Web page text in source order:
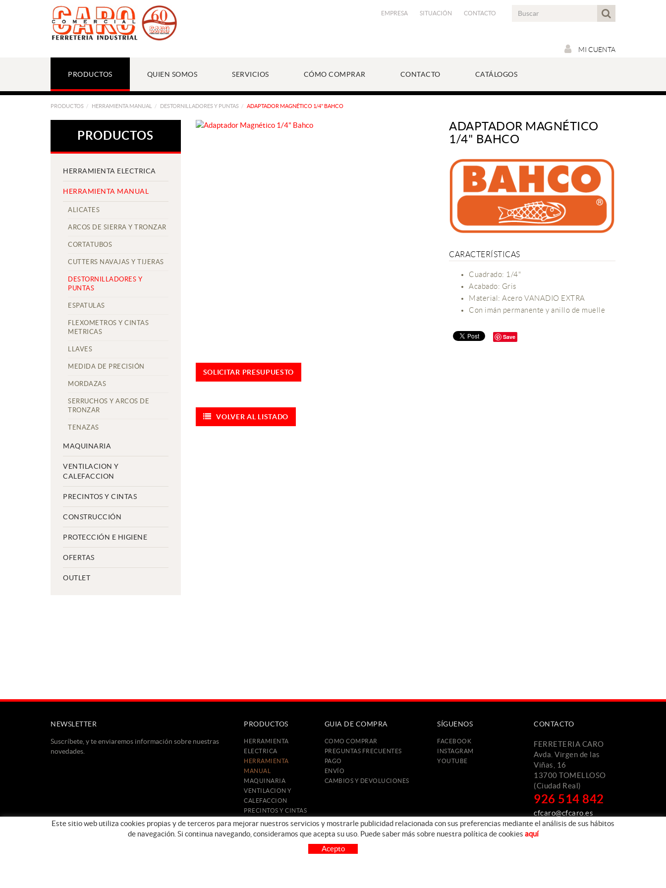
EMPRESA SITUACIÓN CONTACTO
MI CUENTA
PRODUCTOS QUIEN SOMOS SERVICIOS CÓMO COMPRAR CONTACTO CATÁLOGOS
PRODUCTOS HERRAMIENTA MANUAL DESTORNILLADORES Y PUNTAS ADAPTADOR MAGNÉTICO 1/4" BAHCO
PRODUCTOS
HERRAMIENTA ELECTRICA
HERRAMIENTA MANUAL
ALICATES
ARCOS DE SIERRA Y TRONZAR
CORTATUBOS
CUTTERS NAVAJAS Y TIJERAS
DESTORNILLADORES Y
PUNTAS
ESPATULAS
FLEXOMETROS Y CINTAS
METRICAS
LLAVES
MEDIDA DE PRECISIÓN
MORDAZAS
SERRUCHOS Y ARCOS DE
TRONZAR
TENAZAS
MAQUINARIA
VENTILACION Y
CALEFACCION
PRECINTOS Y CINTAS
CONSTRUCCIÓN
PROTECCIÓN E HIGIENE
OFERTAS
OUTLET
ADAPTADOR MAGNÉTICO
1/4" BAHCO
CARACTERÍSTICAS
Cuadrado: 1/4"
Acabado: Gris
Material: Acero VANADIO EXTRA
Con imán permanente y anillo de muelle
Save
SOLICITAR PRESUPUESTO
VOLVER AL LISTADO
NEWSLETTER
Suscríbete, y te enviaremos información sobre nuestras
novedades.
PRODUCTOS
HERRAMIENTA
ELECTRICA
HERRAMIENTA
MANUAL
MAQUINARIA
VENTILACION Y
CALEFACCION
PRECINTOS Y CINTAS
CONSTRUCCIÓN
PROTECCIÓN E
GUIA DE COMPRA
COMO COMPRAR
PREGUNTAS FRECUENTES
PAGO
ENVÍO
CAMBIOS Y DEVOLUCIONES
SÍGUENOS
FACEBOOK
INSTAGRAM
YOUTUBE
CONTACTO
FERRETERIA CARO
Avda. Virgen de las
Viñas, 16
13700 TOMELLOSO
(Ciudad Real)
926 514 842
cfcaro@cfcaro.es
Este sitio web utiliza cookies propias y de terceros para mejorar nuestros servicios y mostrarle publicidad relacionada con sus preferencias mediante el análisis de sus hábitos
de navegación. Si continua navegando, consideramos que acepta su uso. Puede saber más sobre nuestra política de cookies aquí
Acepto